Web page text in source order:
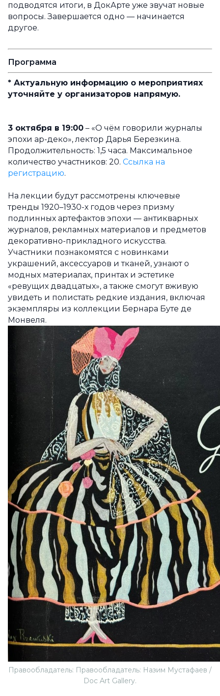
подводятся итоги, в ДокАрте уже звучат новые
вопросы. Завершается одно — начинается
другое.
Программа
* Актуальную информацию о мероприятиях
уточняйте у организаторов напрямую.
3 октября в 19:00 – «О чём говорили журналы
эпохи ар-деко», лектор Дарья Березкина.
Продолжительность: 1,5 часа. Максимальное
количество участников: 20. Ссылка на
регистрацию.
На лекции будут рассмотрены ключевые
тренды 1920–1930-х годов через призму
подлинных артефактов эпохи — антикварных
журналов, рекламных материалов и предметов
декоративно-прикладного искусства.
Участники познакомятся с новинками
украшений, аксессуаров и тканей, узнают о
модных материалах, принтах и эстетике
«ревущих двадцатых», а также смогут вживую
увидеть и полистать редкие издания, включая
экземпляры из коллекции Бернара Буте де
Монвеля.
Правообладатель: Правообладатель: Назим Мустафаев /
Doc Art Gallery.